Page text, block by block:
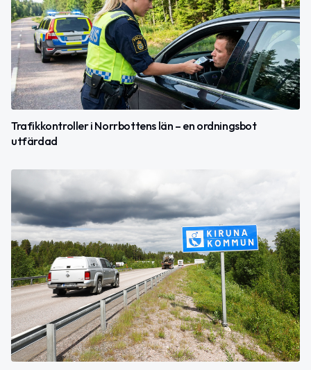
Trafikkontroller i Norrbottens län – en ordningsbot
utfärdad